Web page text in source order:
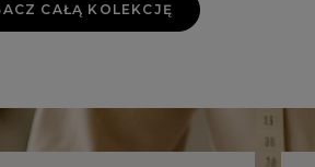
CAŁĄ KOLEKCJĘ